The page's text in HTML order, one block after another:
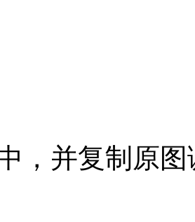
打开两
，并复制原